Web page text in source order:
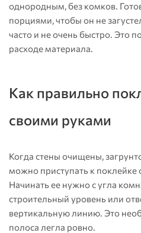
однородным, без комков.
порциями, чтобы он не
часто и не очень быстро. Это
расходе материала.
Как правильно
своими руками
Когда стены очищены,
можно приступать к поклейке
Начинать ее нужно с угла
строительный уровень или
вертикальную линию. Это
полоса легла ровно.